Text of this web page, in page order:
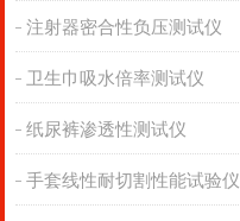
注射器密合性负压测试仪
卫生巾吸水倍率测试仪
纸尿裤渗透性测试仪
手套线性耐切割性能试验仪